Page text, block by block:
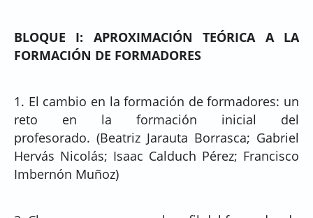
BLOQUE I: APROXIMACIÓN TEÓRICA A LA
FORMACIÓN DE FORMADORES
1. El cambio en la formación de formadores: un
reto en la formación inicial del
profesorado. (Beatriz Jarauta Borrasca; Gabriel
Hervás Nicolás; Isaac Calduch Pérez; Francisco
Imbernón Muñoz)